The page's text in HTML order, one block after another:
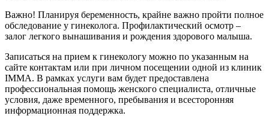
Важно! Планируя беременность, крайне важно пройти полное
обследование у гинеколога. Профилактический осмотр –
залог легкого вынашивания и рождения здорового малыша.
Записаться на прием к гинекологу можно по указанным на
сайте контактам или при личном посещении одной из клиник
IMMA. В рамках услуги вам будет предоставлена
профессиональная помощь женского специалиста, отличные
условия, даже временного, пребывания и всесторонняя
информационная поддержка.